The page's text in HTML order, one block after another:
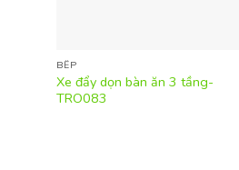
BẾP
Xe đẩy dọn bàn ăn 3 tầng-
TRO083